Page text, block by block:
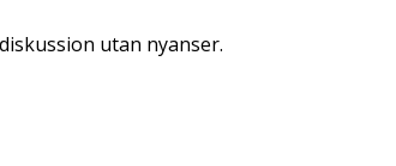
utan nyanser.